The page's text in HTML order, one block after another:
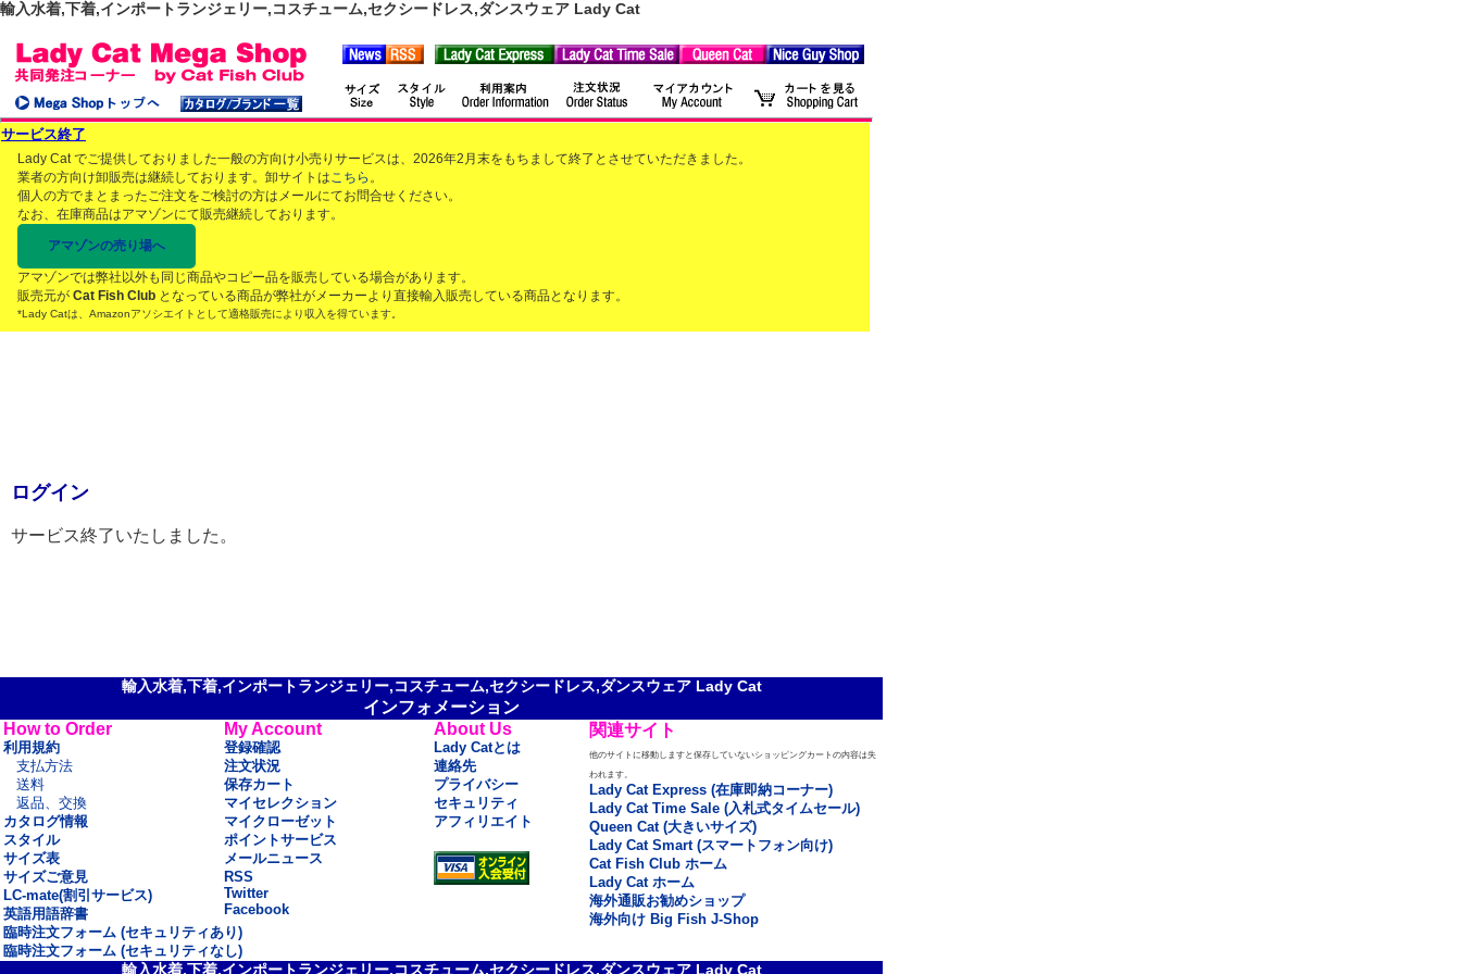
輸入水着,下着,インポートランジェリー,コスチューム,セクシードレス,ダンスウェア Lady Cat
サービス終了
Lady Cat でご提供しておりました一般の方向け小売りサービスは、2026年2月末をもちまして終了とさせていただきました。
業者の方向け卸販売は継続しております。卸サイトはこちら 。
個人の方でまとまったご注文をご検討の方はメールにてお問合せください。
なお、在庫商品はアマゾンにて販売継続しております。
アマゾンの売り場へ
アマゾンでは弊社以外も同じ商品やコピー品を販売している場合があります。
販売元が Cat Fish Club となっている商品が弊社がメーカーより直接輸入販売している商品となります。
*Lady Catは、Amazonアソシエイトとして適格販売により収入を得ています。
ログイン
サービス終了いたしました。
輸入水着,下着,インポートランジェリー,コスチューム,セクシードレス,ダンスウェア Lady Cat
インフォメーション
How to Order
利用規約
支払方法
送料
返品、交換
カタログ情報
スタイル
サイズ表
サイズご意見
LC-mate(割引サービス)
英語用語辞書
My Account
登録確認
注文状況
保存カート
マイセレクション
マイクローゼット
ポイントサービス
メールニュース
RSS
Twitter
Facebook
About Us
Lady Catとは
連絡先
プライバシー
セキュリティ
アフィリエイト
関連サイト
他のサイトに移動しますと保存していないショッピングカートの内容は失
われます。
Lady Cat Express (在庫即納コーナー)
Lady Cat Time Sale (入札式タイムセール)
Queen Cat (大きいサイズ)
Lady Cat Smart (スマートフォン向け)
Cat Fish Club ホーム
Lady Cat ホーム
海外通販お勧めショップ
海外向け Big Fish J-Shop
臨時注文フォーム (セキュリティあり)
臨時注文フォーム (セキュリティなし)
輸入水着,下着,インポートランジェリー,コスチューム,セクシードレス,ダンスウェア Lady Cat